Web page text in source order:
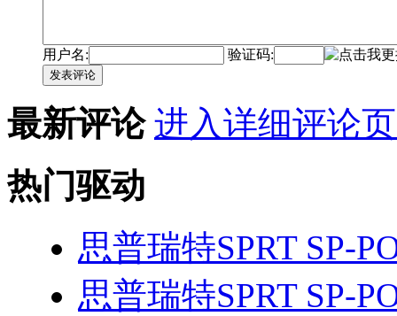
用户名: 验证码:
发表评论
最新评论 进入详细评论
热门驱动
思普瑞特SPRT SP-
思普瑞特SPRT SP-